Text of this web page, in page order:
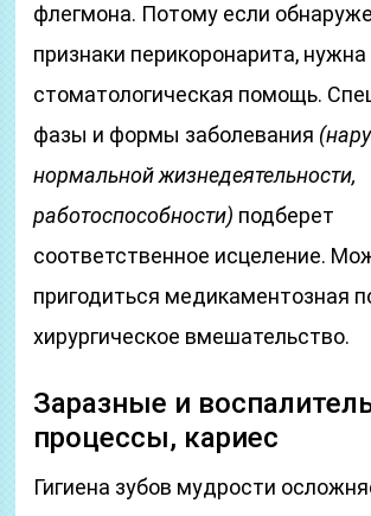
флегмона. Потому если
признаки перикоронарита,
стоматологическая помощь.
фазы и формы заболевания
нормальной жизнедеятельности,
работоспособности) подберет
соответственное исцеление.
пригодиться медикаментозная
хирургическое вмешательство.
Заразные и
процессы, кариес
Гигиена зубов мудрости